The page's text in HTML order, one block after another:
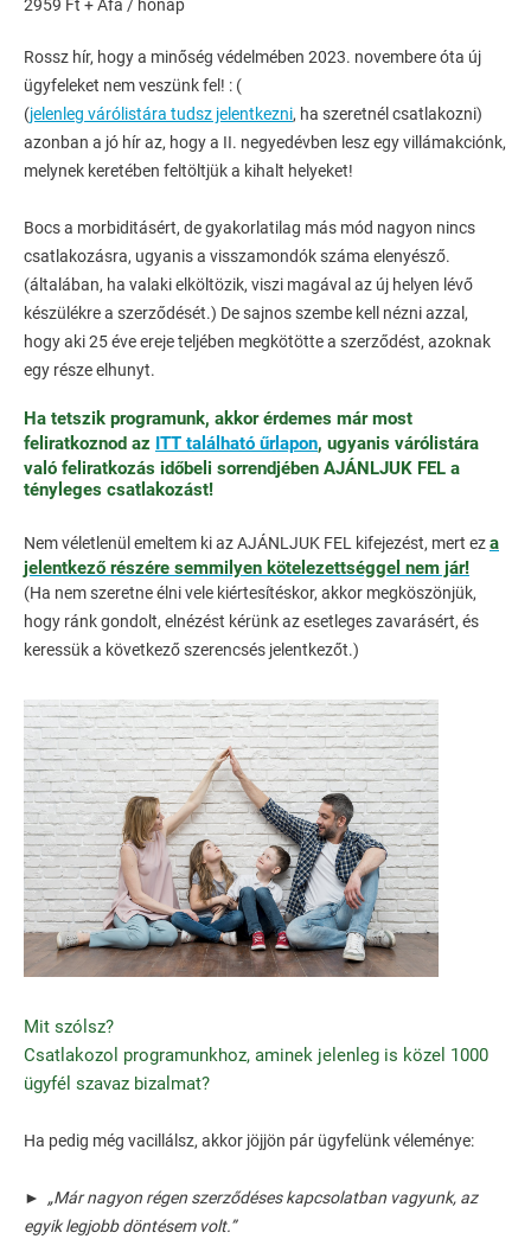
2959 Ft + Áfa / hónap
Rossz hír, hogy a minőség védelmében 2023. novembere óta új
ügyfeleket nem veszünk fel! : (
(jelenleg várólistára tudsz jelentkezni, ha szeretnél csatlakozni)
azonban a jó hír az, hogy a II. negyedévben lesz egy villámakciónk,
melynek keretében feltöltjük a kihalt helyeket!
Bocs a morbiditásért, de gyakorlatilag más mód nagyon nincs
csatlakozásra, ugyanis a visszamondók száma elenyésző.
(általában, ha valaki elköltözik, viszi magával az új helyen lévő
készülékre a szerződését.) De sajnos szembe kell nézni azzal,
hogy aki 25 éve ereje teljében megkötötte a szerződést, azoknak
egy része elhunyt.
Ha tetszik programunk, akkor érdemes már most
feliratkoznod az ITT található űrlapon, ugyanis várólistára
való feliratkozás időbeli sorrendjében AJÁNLJUK FEL a
tényleges csatlakozást!
Nem véletlenül emeltem ki az AJÁNLJUK FEL kifejezést, mert eza
jelentkező részére semmilyen kötelezettséggel nem jár!
(Ha nem szeretne élni vele kiértesítéskor, akkor megköszönjük,
hogy ránk gondolt, elnézést kérünk az esetleges zavarásért, és
keressük a következő szerencsés jelentkezőt.)
Mit szólsz?
Csatlakozol programunkhoz, aminek jelenleg is közel 1000
ügyfél szavaz bizalmat?
Ha pedig még vacillálsz, akkor jöjjön pár ügyfelünk véleménye:
► „Már nagyon régen szerződéses kapcsolatban vagyunk, az
egyik legjobb döntésem volt.”